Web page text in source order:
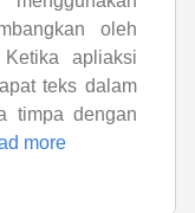
oleh
apliaksi
teks dalam
timpa dengan
more